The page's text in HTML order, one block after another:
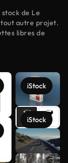
de Le
autre projet.
libres de
iStock
iStock
Voir plus